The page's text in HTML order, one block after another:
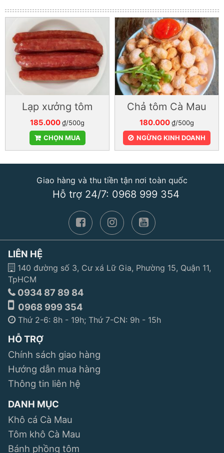
Lạp xưởng tôm
185.000₫/500g
CHỌN MUA
Chả tôm Cà Mau
180.000₫/500g
NGỪNG KINH DOANH
Giao hàng và thu tiền tận nơi toàn quốc
Hỗ trợ 24/7: 0968 999 354
LIÊN HỆ
140 đường số 3, Cư xá Lữ Gia, Phường 15, Quận 11,
TpHCM
0934 87 89 84
0968 999 354
Thứ 2-6: 8h - 19h; Thứ 7-CN: 9h - 15h
HỖ TRỢ
Chính sách giao hàng
Hướng dẫn mua hàng
Thông tin liên hệ
DANH MỤC
Khô cá Cà Mau
Tôm khô Cà Mau
Bánh phồng tôm